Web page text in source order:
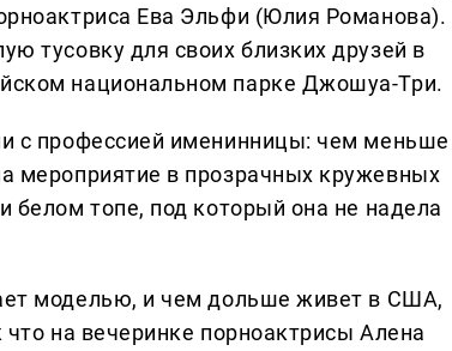
Ева Эльфи (Юлия Романова).
тусовку для своих близких друзей в
национальном парке Джошуа-Три.
с профессией именинницы: чем меньше
мероприятие в прозрачных кружевных
топе, под который она не надела
моделью, и чем дольше живет в США,
на вечеринке порноактрисы Алена